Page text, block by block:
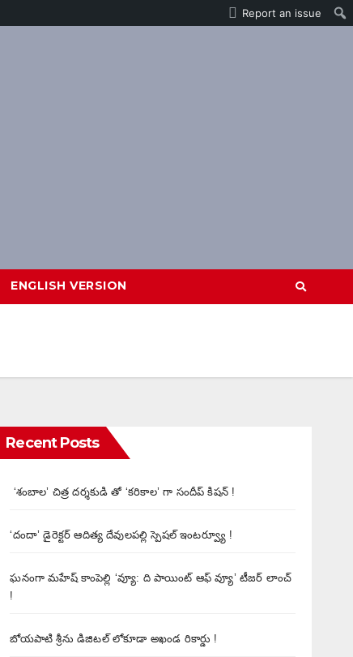
Report an issue
ENGLISH VERSION
Recent Posts
‘శంబాల’ చిత్ర దర్శకుడి తో ‘కరికాల’ గా సందీప్ కిషన్ !
‘దందా’ డైరెక్ట‌ర్ ఆదిత్య దేవులపల్లి స్పెషల్ ఇంటర్వ్యూ !
ఘనంగా మహేష్ కాంపెల్లి ‘వ్యూ: ది పాయింట్ ఆఫ్ వ్యూ’ టీజర్ లాంచ్
!
బోయపాటి శ్రీను డిజిటల్‌ లోకూడా అఖండ రికార్డు !